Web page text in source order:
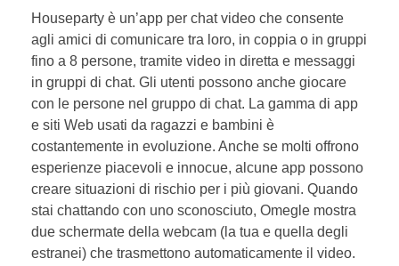
Houseparty è un’app per chat video che consente
agli amici di comunicare tra loro, in coppia o in gruppi
fino a 8 persone, tramite video in diretta e messaggi
in gruppi di chat. Gli utenti possono anche giocare
con le persone nel gruppo di chat. La gamma di app
e siti Web usati da ragazzi e bambini è
costantemente in evoluzione. Anche se molti offrono
esperienze piacevoli e innocue, alcune app possono
creare situazioni di rischio per i più giovani. Quando
stai chattando con uno sconosciuto, Omegle mostra
due schermate della webcam (la tua e quella degli
estranei) che trasmettono automaticamente il video.